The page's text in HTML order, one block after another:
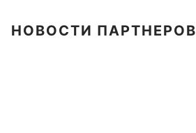
НОВОСТИ ПАРТНЕРОВ